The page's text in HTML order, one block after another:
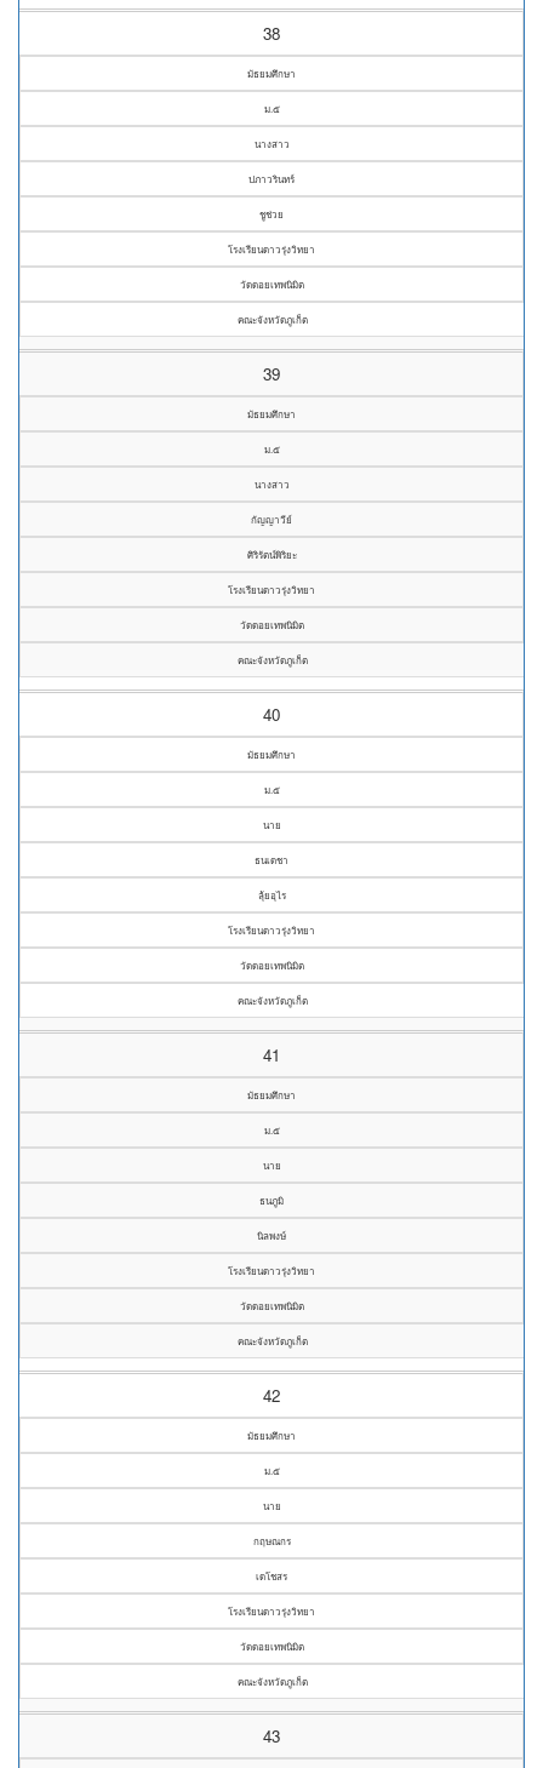
38
มัธยมศึกษา
ม.๕
นางสาว
ปภาวรินทร์
ชูช่วย
โรงเรียนดาวรุ่งวิทยา
วัดดอยเทพนิมิต
คณะจังหวัดภูเก็ต
39
มัธยมศึกษา
ม.๕
นางสาว
กัญญาวีย์
ศิริรัตน์พิริยะ
โรงเรียนดาวรุ่งวิทยา
วัดดอยเทพนิมิต
คณะจังหวัดภูเก็ต
40
มัธยมศึกษา
ม.๕
นาย
ธนเดชา
ลุ้ยอุไร
โรงเรียนดาวรุ่งวิทยา
วัดดอยเทพนิมิต
คณะจังหวัดภูเก็ต
41
มัธยมศึกษา
ม.๕
นาย
ธนภูมิ
นิลพงษ์
โรงเรียนดาวรุ่งวิทยา
วัดดอยเทพนิมิต
คณะจังหวัดภูเก็ต
42
มัธยมศึกษา
ม.๕
นาย
กฤษณกร
เดโชสร
โรงเรียนดาวรุ่งวิทยา
วัดดอยเทพนิมิต
คณะจังหวัดภูเก็ต
43